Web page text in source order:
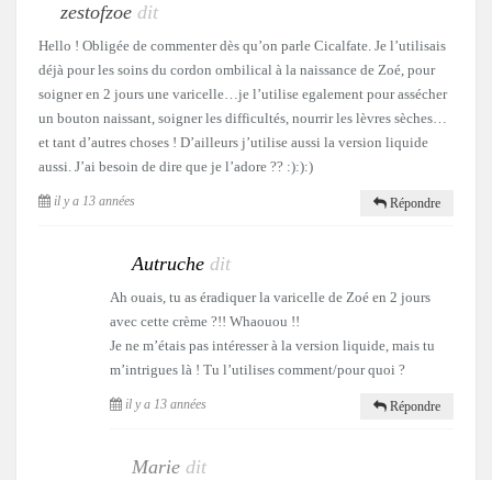
zestofzoe dit
Hello ! Obligée de commenter dès qu’on parle Cicalfate. Je l’utilisais
déjà pour les soins du cordon ombilical à la naissance de Zoé, pour
soigner en 2 jours une varicelle…je l’utilise egalement pour assécher
un bouton naissant, soigner les difficultés, nourrir les lèvres sèches…
et tant d’autres choses ! D’ailleurs j’utilise aussi la version liquide
aussi. J’ai besoin de dire que je l’adore ?? :):):)
il y a 13 années Répondre
Autruche dit
Ah ouais, tu as éradiquer la varicelle de Zoé en 2 jours
avec cette crème ?!! Whaouou !!
Je ne m’étais pas intéresser à la version liquide, mais tu
m’intrigues là ! Tu l’utilises comment/pour quoi ?
il y a 13 années Répondre
Marie dit